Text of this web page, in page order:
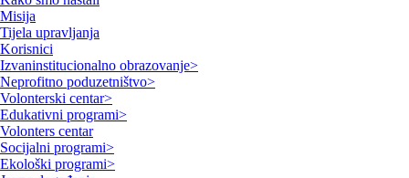
Misija
Tijela upravljanja
Korisnici
Izvaninstitucionalno obrazovanje>
Neprofitno poduzetništvo>
Volonterski centar>
Edukativni programi>
Volonters centar
Socijalni programi>
Ekološki programi>